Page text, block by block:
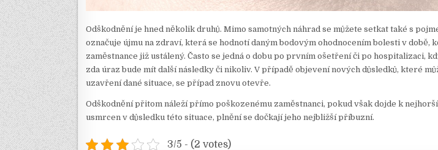
Odškodnění je hned několik druhů. Mimo samotných náhrad se můžete setkat také s
označuje újmu na zdraví, která se hodnotí daným bodovým ohodnocením bolesti v době,
zaměstnance již ustálený. Často se jedná o dobu po prvním ošetření či po hospitalizaci,
zda úraz bude mít další následky či nikoliv. V případě objevení nových důsledků, které
uzavření dané situace, se případ znovu otevře.
Odškodnění přitom náleží přímo poškozenému zaměstnanci, pokud však dojde k
usmrcen v důsledku této situace, plnění se dočkají jeho nejbližší příbuzní.
3/5 - (2 votes)